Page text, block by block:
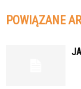
POWIĄZANE